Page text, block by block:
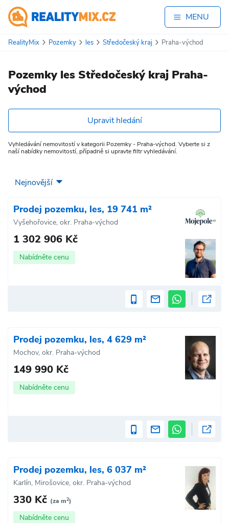
MENU
RealityMix Pozemky les Středočeský kraj Praha-východ
Pozemky les Středočeský kraj Praha-
východ
Upravit hledání
Vyhledávání nemovitostí v kategorii Pozemky - Praha-východ. Vyberte si z
naší nabídky nemovitostí, případně si upravte filtr vyhledávání.
Prodej pozemku, les, 19 741 m²
Vyšehořovice, okr. Praha-východ
1 302 906 Kč
Nabídněte cenu
Prodej pozemku, les, 4 629 m²
Mochov, okr. Praha-východ
149 990 Kč
Nabídněte cenu
Prodej pozemku, les, 6 037 m²
Karlín, Mirošovice, okr. Praha-východ
330 Kč (za m2)
Nabídněte cenu